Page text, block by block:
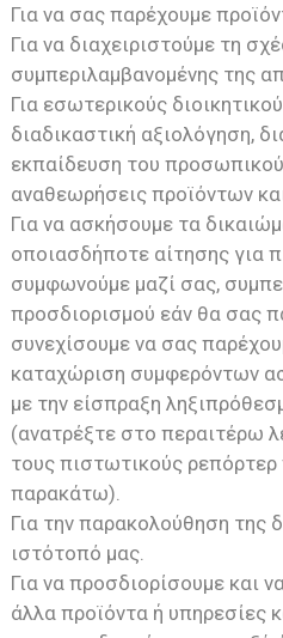
Για να σας παρέχουμε
Για να διαχειριστούμε τη
συμπεριλαμβανομένης της
Για εσωτερικούς
διαδικαστική αξιολόγηση,
εκπαίδευση του
αναθεωρήσεις προϊόντων
Για να ασκήσουμε τα
οποιασδήποτε αίτησης για
συμφωνούμε μαζί σας,
προσδιορισμού εάν θα σας
συνεχίσουμε να σας
καταχώριση συμφερόντων
με την είσπραξη
(ανατρέξτε στο περαιτέρω
τους πιστωτικούς ρεπόρτερ
παρακάτω).
Για την παρακολούθηση της
ιστότοπό μας.
Για να προσδιορίσουμε και
άλλα προϊόντα ή υπηρεσίες